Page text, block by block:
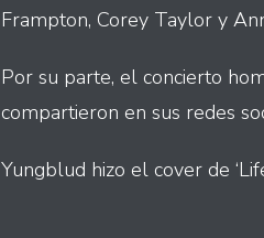
Frampton, Corey Taylor y
Por su parte, el concierto
compartieron en sus redes
Yungblud hizo el cover de